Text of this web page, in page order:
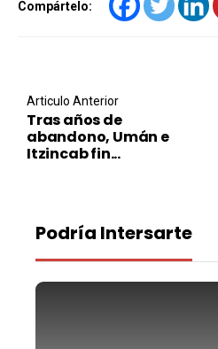
Compártelo:
Post navigation
Articulo Anterior
Tras años de
abandono, Umán e
Itzincab fin...
Podría Intersarte